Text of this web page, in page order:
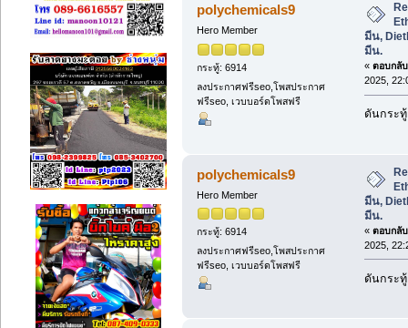
polychemicals9
Hero Member
กระทู้: 6914
ลงประกาศฟรีseo,โพสประกาศ
ฟรีseo, เวบบอร์ดโพสฟรี
มีน,
มีน.
« ตอบกลั
2025,
ดันกระทู้
polychemicals9
Hero Member
กระทู้: 6914
ลงประกาศฟรีseo,โพสประกาศ
ฟรีseo, เวบบอร์ดโพสฟรี
มีน,
มีน.
« ตอบกลั
2025,
ดันกระทู้